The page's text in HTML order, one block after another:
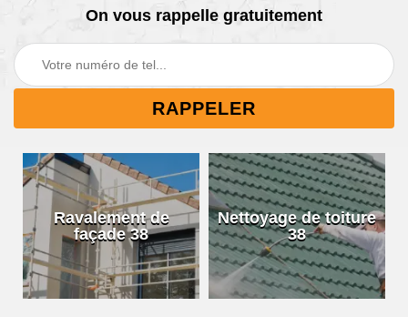
On vous rappelle gratuitement
Ravalement de
façade 38
Nettoyage de toiture
38